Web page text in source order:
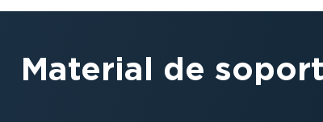
Material de